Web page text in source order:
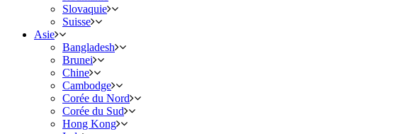
Slovaquie
Suisse
Asie
Bangladesh
Brunei
Chine
Cambodge
Corée du Nord
Corée du Sud
Hong Kong